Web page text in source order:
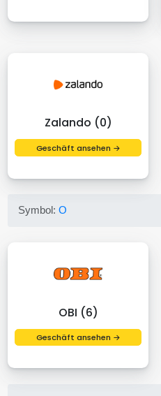
Zalando (0)
Geschäft ansehen →
Symbol:O
OBI (6)
Geschäft ansehen →